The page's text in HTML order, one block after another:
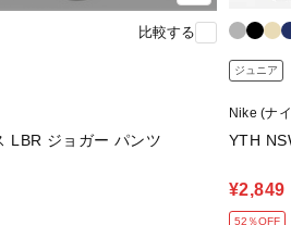
比較する
LBR ジョガー パンツ
ジュニア
Nike (ナ
YTH
¥2,849
52％OFF